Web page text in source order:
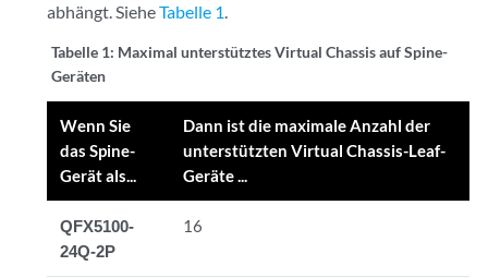
abhängt. SieheTabelle 1.
Tabelle 1: Maximal unterstütztes Virtual Chassis auf Spine-
Geräten
Wenn Sie
das Spine-
Gerät als...
Dann ist die maximale Anzahl der
unterstützten Virtual Chassis-Leaf-
Geräte ...
QFX5100-
24Q-2P
16